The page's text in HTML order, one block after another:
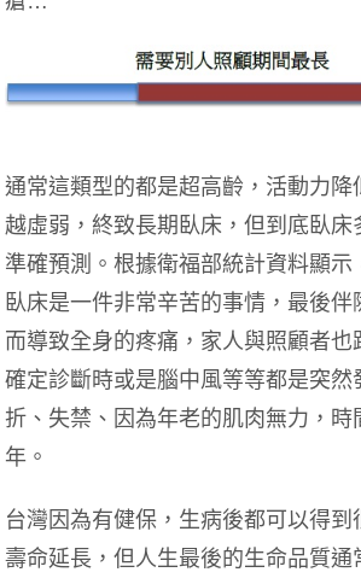
通常這類型的都是超高齡，活動力降
越虛弱，終致長期臥床，但到底臥床
準確預測。根據衛福部統計資料顯示
臥床是一件非常辛苦的事情，最後伴
而導致全身的疼痛，家人與照顧者也
確定診斷時或是腦中風等等都是突然
折、失禁、因為年老的肌肉無力，時
年。
台灣因為有健保，生病後都可以得到
壽命延長，但人生最後的生命品質通